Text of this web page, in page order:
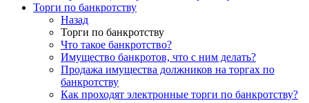
Торги по банкротству
Назад
Торги по банкротству
Что такое банкротство?
Имущество банкротов, что с ним делать?
Продажа имущества должников на торгах по
банкротству
Как проходят электронные торги по банкротству?